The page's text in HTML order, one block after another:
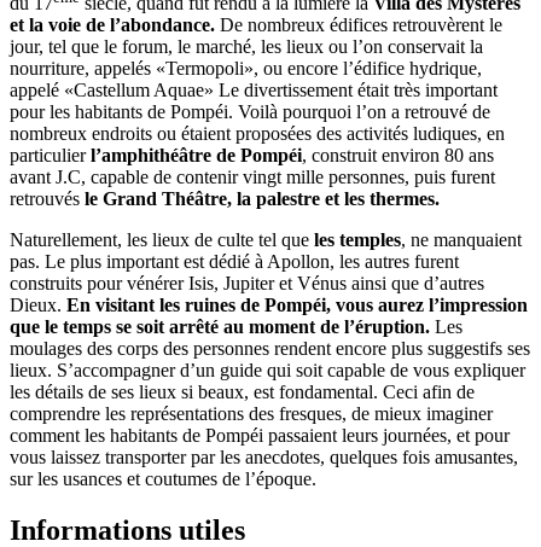
et la voie de l’abondance. De nombreux édifices retrouvèrent le
jour, tel que le forum, le marché, les lieux ou l’on conservait la
nourriture, appelés «Termopoli», ou encore l’édifice hydrique,
appelé «Castellum Aquae» Le divertissement était très important
pour les habitants de Pompéi. Voilà pourquoi l’on a retrouvé de
nombreux endroits ou étaient proposées des activités ludiques, en
particulierl’amphithéâtre de Pompéi, construit environ 80 ans
avant J.C, capable de contenir vingt mille personnes, puis furent
retrouvés le Grand Théâtre, la palestre et les thermes.
Naturellement, les lieux de culte tel que les temples, ne manquaient
pas. Le plus important est dédié à Apollon, les autres furent
construits pour vénérer Isis, Jupiter et Vénus ainsi que d’autres
Dieux. En visitant les ruines de Pompéi, vous aurez l’impression
que le temps se soit arrêté au moment de l’éruption. Les
moulages des corps des personnes rendent encore plus suggestifs ses
lieux. S’accompagner d’un guide qui soit capable de vous expliquer
les détails de ses lieux si beaux, est fondamental. Ceci afin de
comprendre les représentations des fresques, de mieux imaginer
comment les habitants de Pompéi passaient leurs journées, et pour
vous laissez transporter par les anecdotes, quelques fois amusantes,
sur les usances et coutumes de l’époque.
Informations utiles